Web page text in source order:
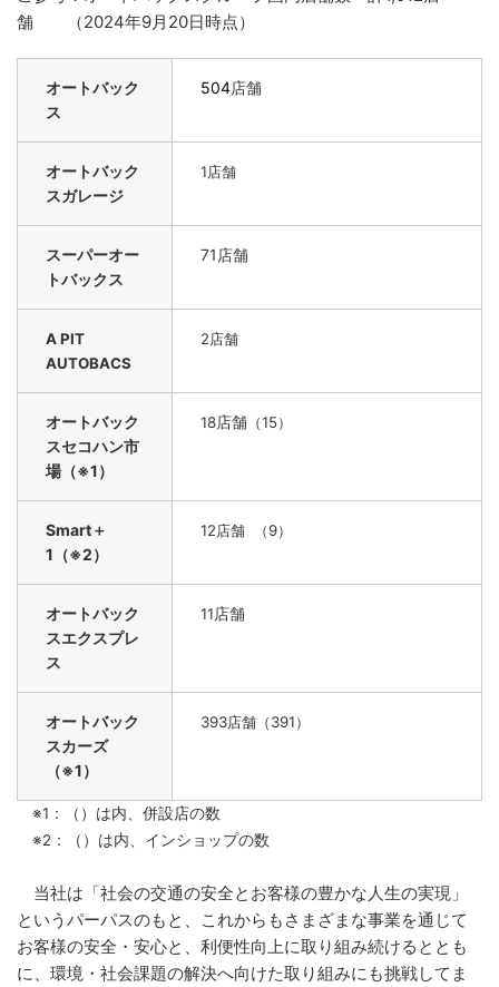
舗 （2024年9月20日時点）
オートバック
ス
504店舗
オートバック
スガレージ
1店舗
スーパーオー
トバックス
71店舗
A PIT
AUTOBACS
2店舗
オートバック
スセコハン市
場（※1）
18店舗 （15）
Smart＋
1（※2）
12店舗 （9）
オートバック
スエクスプレ
ス
11店舗
オートバック
スカーズ
（※1）
393店舗（391）
※1：（）は内、併設店の数
※2：（）は内、インショップの数
当社は「社会の交通の安全とお客様の豊かな人生の実現」
というパーパスのもと、これからもさまざまな事業を通じて
お客様の安全・安心と、利便性向上に取り組み続けるととも
に、環境・社会課題の解決へ向けた取り組みにも挑戦してま